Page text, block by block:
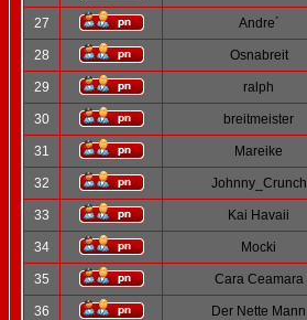
27 Andre´
28 Osnabreit
29 ralph
30 breitmeister
31 Mareike
32 Johnny_Crunch
33 Kai Havaii
34 Mocki
35 Cara Ceamara
36 Der Nette Mann